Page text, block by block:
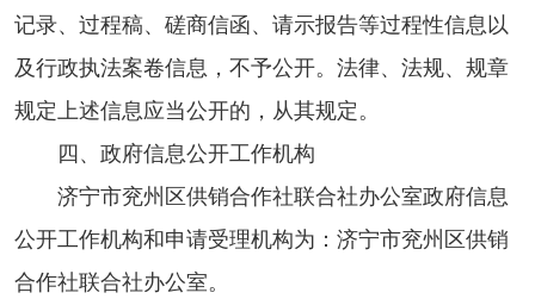
记录、过程稿、磋商信函、请示报告等过程性信息以
及行政执法案卷信息，不予公开。法律、法规、规章
规定上述信息应当公开的，从其规定。
四、政府信息公开工作机构
济宁市兖州区供销合作社联合社办公室政府信息
公开工作机构和申请受理机构为：济宁市兖州区供销
合作社联合社办公室。